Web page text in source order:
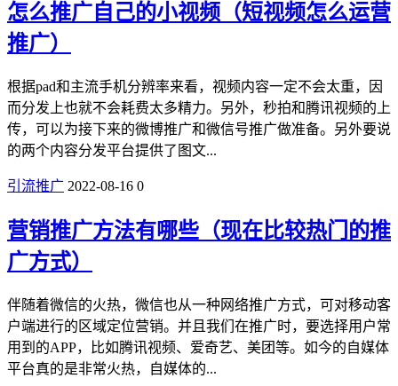
怎么推广自己的小视频（短视频怎么运营
推广）
根据pad和主流手机分辨率来看，视频内容一定不会太重，因
而分发上也就不会耗费太多精力。另外，秒拍和腾讯视频的上
传，可以为接下来的微博推广和微信号推广做准备。另外要说
的两个内容分发平台提供了图文...
引流推广 2022-08-16 0
营销推广方法有哪些（现在比较热门的推
广方式）
伴随着微信的火热，微信也从一种网络推广方式，可对移动客
户端进行的区域定位营销。并且我们在推广时，要选择用户常
用到的APP，比如腾讯视频、爱奇艺、美团等。如今的自媒体
平台真的是非常火热，自媒体的...